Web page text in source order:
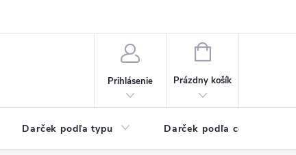
Prihlásenie
NÁKUPNÝ
Prázdny košík
Darček podľa typu Darček podľa ceny